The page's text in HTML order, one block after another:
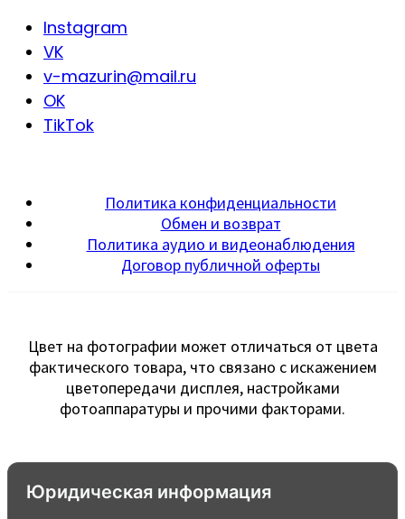
Instagram
VK
v-mazurin@mail.ru
OK
TikTok
Политика конфиденциальности
Обмен и возврат
Политика аудио и видеонаблюдения
Договор публичной оферты
Цвет на фотографии может отличаться от цвета
фактического товара, что связано с искажением
цветопередачи дисплея, настройками
фотоаппаратуры и прочими факторами.
Юридическая информация